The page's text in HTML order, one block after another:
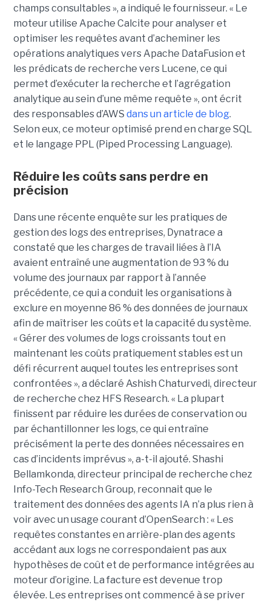
champs consultables », a indiqué le fournisseur. « Le
moteur utilise Apache Calcite pour analyser et
optimiser les requêtes avant d’acheminer les
opérations analytiques vers Apache DataFusion et
les prédicats de recherche vers Lucene, ce qui
permet d’exécuter la recherche et l’agrégation
analytique au sein d’une même requête », ont écrit
des responsables d’AWS dans un article de blog.
Selon eux, ce moteur optimisé prend en charge SQL
et le langage PPL (Piped Processing Language).
Réduire les coûts sans perdre en
précision
Dans une récente enquête sur les pratiques de
gestion des logs des entreprises, Dynatrace a
constaté que les charges de travail liées à l’IA
avaient entraîné une augmentation de 93 % du
volume des journaux par rapport à l’année
précédente, ce qui a conduit les organisations à
exclure en moyenne 86 % des données de journaux
afin de maîtriser les coûts et la capacité du système.
« Gérer des volumes de logs croissants tout en
maintenant les coûts pratiquement stables est un
défi récurrent auquel toutes les entreprises sont
confrontées », a déclaré Ashish Chaturvedi, directeur
de recherche chez HFS Research. « La plupart
finissent par réduire les durées de conservation ou
par échantillonner les logs, ce qui entraîne
précisément la perte des données nécessaires en
cas d’incidents imprévus », a-t-il ajouté. Shashi
Bellamkonda, directeur principal de recherche chez
Info-Tech Research Group, reconnait que le
traitement des données des agents IA n’a plus rien à
voir avec un usage courant d’OpenSearch : « Les
requêtes constantes en arrière-plan des agents
accédant aux logs ne correspondaient pas aux
hypothèses de coût et de performance intégrées au
moteur d’origine. La facture est devenue trop
élevée. Les entreprises ont commencé à se priver